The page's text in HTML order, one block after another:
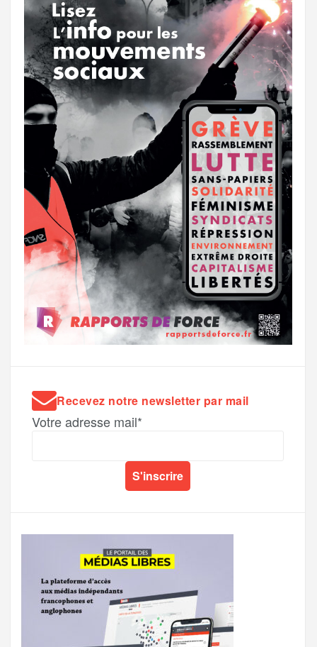
m
e
r
Recevez notre newsletter par mail
Votre adresse mail*